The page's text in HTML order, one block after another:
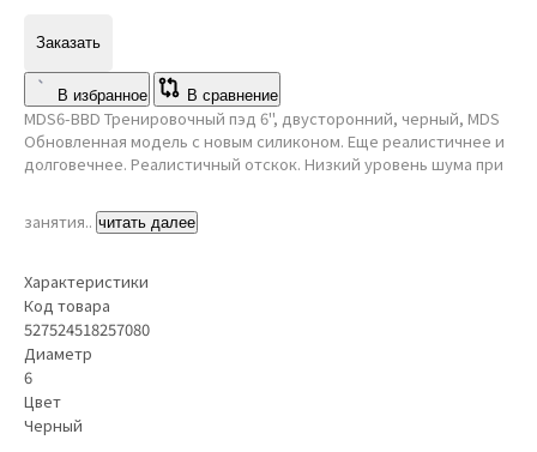
Заказать
В избранное В сравнение
MDS6-BBD Тренировочный пэд 6", двусторонний, черный, MDS
Обновленная модель с новым силиконом. Еще реалистичнее и
долговечнее. Реалистичный отскок. Низкий уровень шума при
занятия.. читать далее
Характеристики
Код товара
527524518257080
Диаметр
6
Цвет
Черный